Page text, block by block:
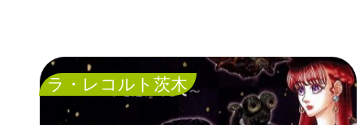
ラ・レコルト茨木